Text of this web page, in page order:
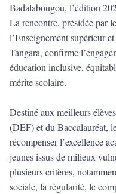
Badalabougou, l’édition
La rencontre, présidée par
l’Enseignement supérieur
Tangara, confirme
éducation inclusive,
mérite scolaire.
Destiné aux meilleurs
(DEF) et du Baccalauréat,
récompenser l’excellence
jeunes issus de milieux
plusieurs critères,
sociale, la régularité, le